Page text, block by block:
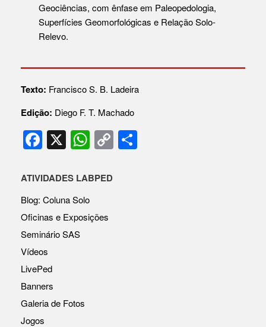
Geociências, com ênfase em Paleopedologia,
Superfícies Geomorfológicas e Relação Solo-
Relevo.
Texto: Francisco S. B. Ladeira
Edição: Diego F. T. Machado
F
a
c
e
b
o
o
k
X W
h
at
A
C
o
ATIVIDADES LABPED
Blog: Coluna Solo
Oficinas e Exposições
Seminário SAS
Vídeos
LivePed
Banners
Galeria de Fotos
Jogos